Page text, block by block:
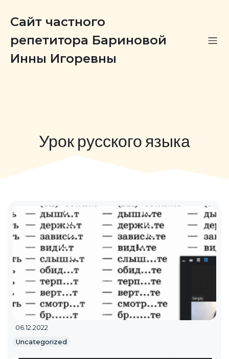
Сайт частного
репетитора Бариновой
Инны Игоревны
Урок русского языка
06.12.2022
Uncategorized